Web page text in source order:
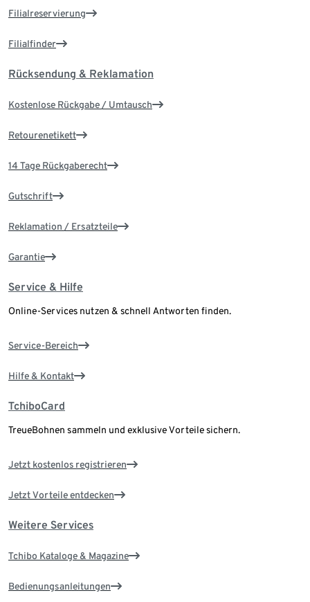
Filialreservierung
Filialfinder
Rücksendung & Reklamation
Kostenlose Rückgabe / Umtausch
Retourenetikett
14 Tage Rückgaberecht
Gutschrift
Reklamation / Ersatzteile
Garantie
Service & Hilfe
Online-Services nutzen & schnell Antworten finden.
Service-Bereich
Hilfe & Kontakt
TchiboCard
TreueBohnen sammeln und exklusive Vorteile sichern.
Jetzt kostenlos registrieren
Jetzt Vorteile entdecken
Weitere Services
Tchibo Kataloge & Magazine
Bedienungsanleitungen